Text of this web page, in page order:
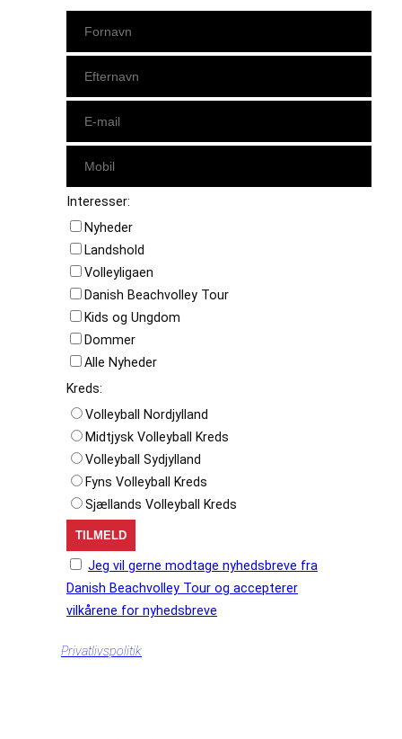
Interesser:
Nyheder
Landshold
Volleyligaen
Danish Beachvolley Tour
Kids og Ungdom
Dommer
Alle Nyheder
Kreds:
Volleyball Nordjylland
Midtjysk Volleyball Kreds
Volleyball Sydjylland
Fyns Volleyball Kreds
Sjællands Volleyball Kreds
Jeg vil gerne modtage nyhedsbreve fra
Danish Beachvolley Tour og accepterer
vilkårene for nyhedsbreve
Privatlivspolitik